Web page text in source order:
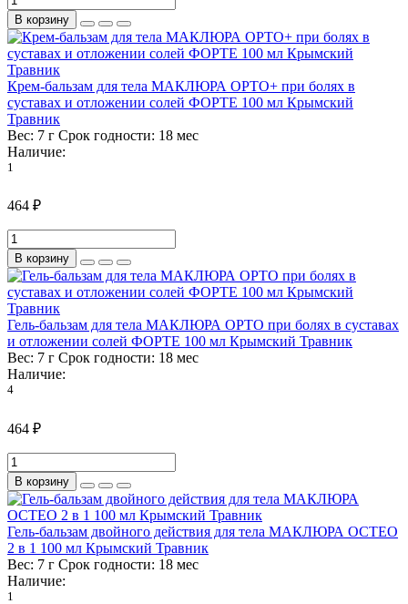
В корзину
Крем-бальзам для тела МАКЛЮРА ОРТО+ при болях в
суставах и отложении солей ФОРТЕ 100 мл Крымский
Травник
Вес: 7 г Срок годности: 18 мес
Наличие:
1
464 ₽
В корзину
Гель-бальзам для тела МАКЛЮРА ОРТО при болях в суставах
и отложении солей ФОРТЕ 100 мл Крымский Травник
Вес: 7 г Срок годности: 18 мес
Наличие:
4
464 ₽
В корзину
Гель-бальзам двойного действия для тела МАКЛЮРА ОСТЕО
2 в 1 100 мл Крымский Травник
Вес: 7 г Срок годности: 18 мес
Наличие:
1